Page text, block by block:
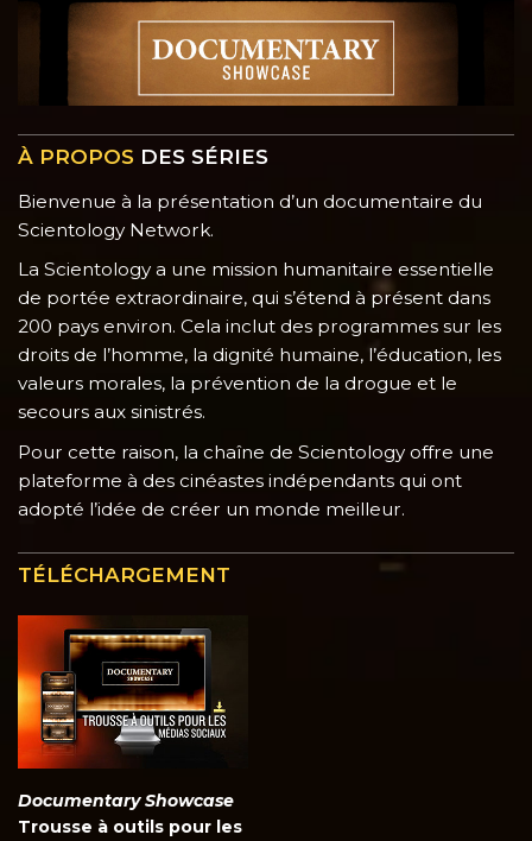
À PROPOS DES SÉRIES
Bienvenue à la présentation d’un documentaire du
Scientology Network.
La Scientology a une mission humanitaire essentielle
de portée extraordinaire, qui s’étend à présent dans
200 pays environ. Cela inclut des programmes sur les
droits de l’homme, la dignité humaine, l’éducation, les
valeurs morales, la prévention de la drogue et le
secours aux sinistrés.
Pour cette raison, la chaîne de Scientology offre une
plateforme à des cinéastes indépendants qui ont
adopté l’idée de créer un monde meilleur.
TÉLÉCHARGEMENT
Documentary Showcase
Trousse à outils pour les